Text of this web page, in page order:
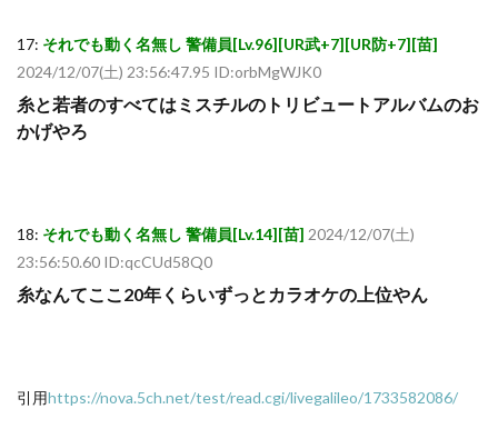
17: それでも動く名無し 警備員[Lv.96][UR武+7][UR防+7][苗]
2024/12/07(土) 23:56:47.95 ID:orbMgWJK0
糸と若者のすべてはミスチルのトリビュートアルバムのお
かげやろ
18: それでも動く名無し 警備員[Lv.14][苗] 2024/12/07(土)
23:56:50.60 ID:qcCUd58Q0
糸なんてここ20年くらいずっとカラオケの上位やん
引用https://nova.5ch.net/test/read.cgi/livegalileo/1733582086/